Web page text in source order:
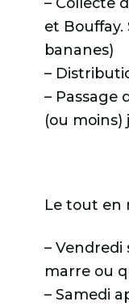
et Bouffay.
bananes)
–
– Passage
(ou moins)
Le tout en
– Vendredi
marre ou
– Samedi